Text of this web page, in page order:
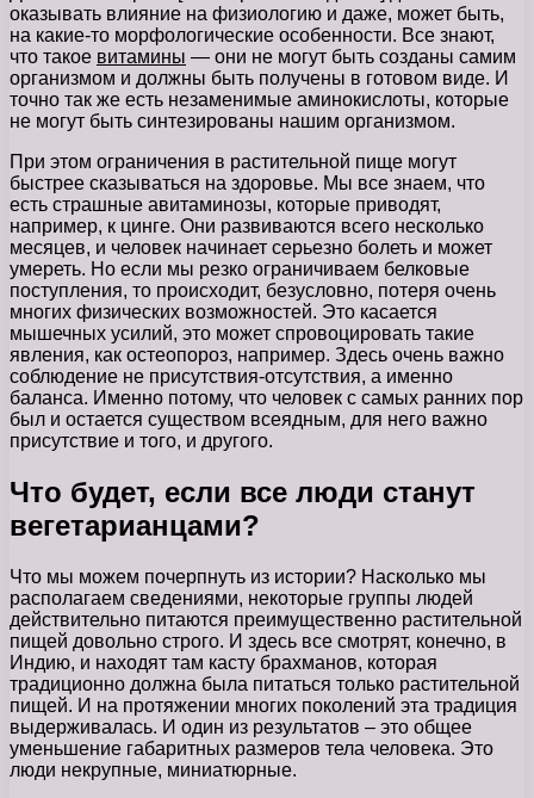
оказывать влияние на физиологию и даже, может быть,
на какие-то морфологические особенности. Все знают,
что такое витамины — они не могут быть созданы самим
организмом и должны быть получены в готовом виде. И
точно так же есть незаменимые аминокислоты, которые
не могут быть синтезированы нашим организмом.
При этом ограничения в растительной пище могут
быстрее сказываться на здоровье. Мы все знаем, что
есть страшные авитаминозы, которые приводят,
например, к цинге. Они развиваются всего несколько
месяцев, и человек начинает серьезно болеть и может
умереть. Но если мы резко ограничиваем белковые
поступления, то происходит, безусловно, потеря очень
многих физических возможностей. Это касается
мышечных усилий, это может спровоцировать такие
явления, как остеопороз, например. Здесь очень важно
соблюдение не присутствия-отсутствия, а именно
баланса. Именно потому, что человек с самых ранних пор
был и остается существом всеядным, для него важно
присутствие и того, и другого.
Что будет, если все люди станут
вегетарианцами?
Что мы можем почерпнуть из истории? Насколько мы
располагаем сведениями, некоторые группы людей
действительно питаются преимущественно растительной
пищей довольно строго. И здесь все смотрят, конечно, в
Индию, и находят там касту брахманов, которая
традиционно должна была питаться только растительной
пищей. И на протяжении многих поколений эта традиция
выдерживалась. И один из результатов – это общее
уменьшение габаритных размеров тела человека. Это
люди некрупные, миниатюрные.